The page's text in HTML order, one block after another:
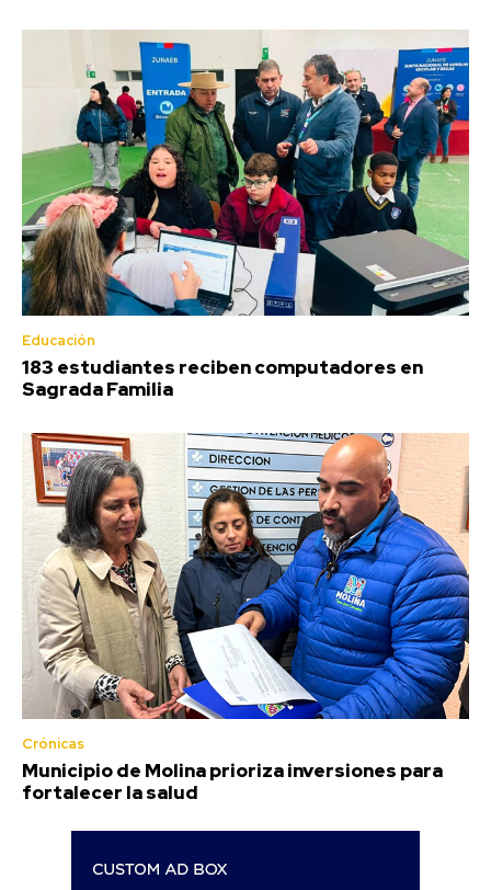
Educación
183 estudiantes reciben computadores en
Sagrada Familia
Crónicas
Municipio de Molina prioriza inversiones para
fortalecer la salud